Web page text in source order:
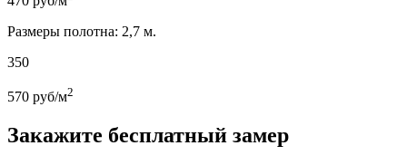
Размеры полотна: 2,7 м.
350
570 руб/м2
Закажите бесплатный замер